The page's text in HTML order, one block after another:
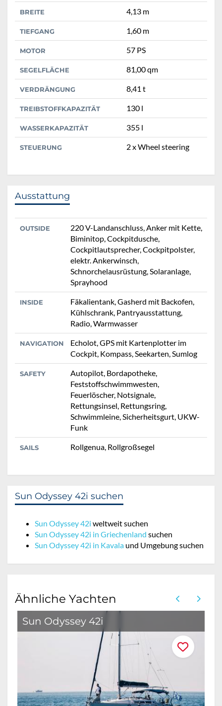
BREITE 4,13 m
TIEFGANG 1,60 m
MOTOR 57 PS
SEGELFLÄCHE 81,00 qm
VERDRÄNGUNG 8,41 t
TREIBSTOFFKAPAZITÄT 130 l
WASSERKAPAZITÄT 355 l
STEUERUNG 2 x Wheel steering
Ausstattung
OUTSIDE
220 V-Landanschluss, Anker mit Kette,
Biminitop, Cockpitdusche,
Cockpitlautsprecher, Cockpitpolster,
elektr. Ankerwinsch,
Schnorchelausrüstung, Solaranlage,
Sprayhood
INSIDE
Fäkalientank, Gasherd mit Backofen,
Kühlschrank, Pantryausstattung,
Radio, Warmwasser
NAVIGATION
Echolot, GPS mit Kartenplotter im
Cockpit, Kompass, Seekarten, Sumlog
SAFETY
Autopilot, Bordapotheke,
Feststoffschwimmwesten,
Feuerlöscher, Notsignale,
Rettungsinsel, Rettungsring,
Schwimmleine, Sicherheitsgurt, UKW-
Funk
SAILS Rollgenua, Rollgroßsegel
Sun Odyssey 42i suchen
Sun Odyssey 42i weltweit suchen
Sun Odyssey 42i in Griechenland suchen
Sun Odyssey 42i in Kavala und Umgebung suchen
Ähnliche Yachten
Sun Odyssey 42i